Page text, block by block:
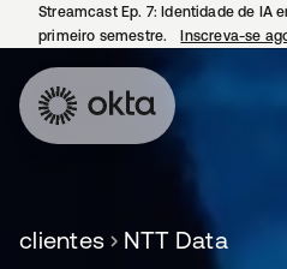
Streamcast Ep. 7: Identidade de IA
primeiro semestre.
Inscreva-se
clientes NTT Data